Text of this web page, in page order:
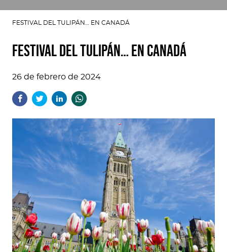
FESTIVAL DEL TULIPÁN… EN CANADÁ
FESTIVAL DEL TULIPÁN… EN CANADÁ
26 de febrero de 2024